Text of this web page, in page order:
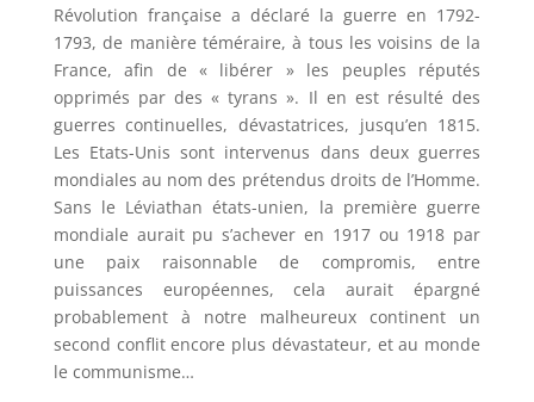
Révolution française a déclaré la guerre en 1792-
1793, de manière téméraire, à tous les voisins de la
France, afin de « libérer » les peuples réputés
opprimés par des « tyrans ». Il en est résulté des
guerres continuelles, dévastatrices, jusqu’en 1815.
Les Etats-Unis sont intervenus dans deux guerres
mondiales au nom des prétendus droits de l’Homme.
Sans le Léviathan états-unien, la première guerre
mondiale aurait pu s’achever en 1917 ou 1918 par
une paix raisonnable de compromis, entre
puissances européennes, cela aurait épargné
probablement à notre malheureux continent un
second conflit encore plus dévastateur, et au monde
le communisme…